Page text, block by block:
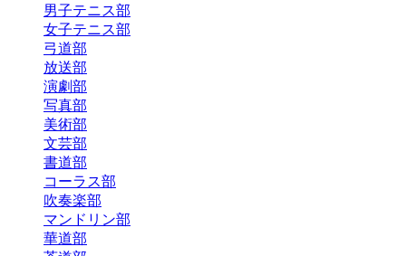
男子テニス部
女子テニス部
弓道部
放送部
演劇部
写真部
美術部
文芸部
書道部
コーラス部
吹奏楽部
マンドリン部
華道部